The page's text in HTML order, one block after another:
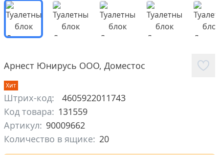
Арнест Юнирусь ООО, Доместос
Хит
Штрих-код:
4605922011743
Код товара: 131559
Артикул: 90009662
Количество в ящике: 20